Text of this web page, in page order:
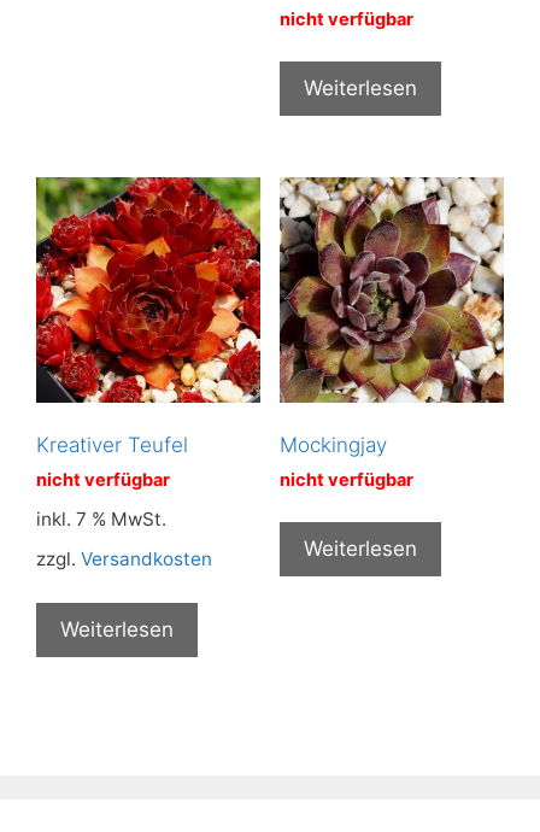
nicht verfügbar
Weiterlesen
Kreativer Teufel
nicht verfügbar
inkl. 7 % MwSt.
zzgl. Versandkosten
Weiterlesen
Mockingjay
nicht verfügbar
Weiterlesen